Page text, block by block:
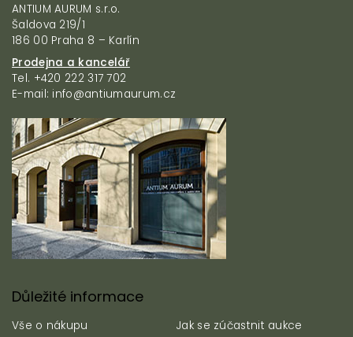
p
i
s
u
ANTIUM AURUM s.r.o.
Šaldova 219/1
186 00 Praha 8 – Karlín
Prodejna a kancelář
Tel. +420 222 317 702
E-mail: info@antiumaurum.cz
Důležité informace
Vše o nákupu
Jak se zúčastnit aukce